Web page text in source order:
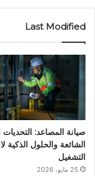
ب
و
ك
Last Modified
صيانة المصاعد: التحديات
الشائعة والحلول الذكية
التشغيل
25 مايو، 2026